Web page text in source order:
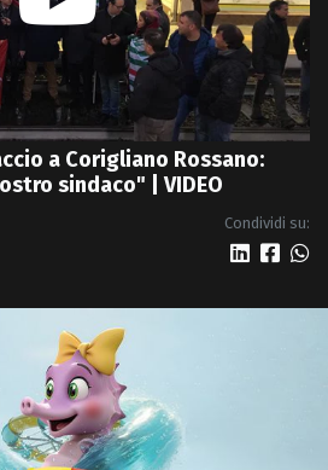
a Corigliano Rossano:
sindaco" | VIDEO
Condividi su: